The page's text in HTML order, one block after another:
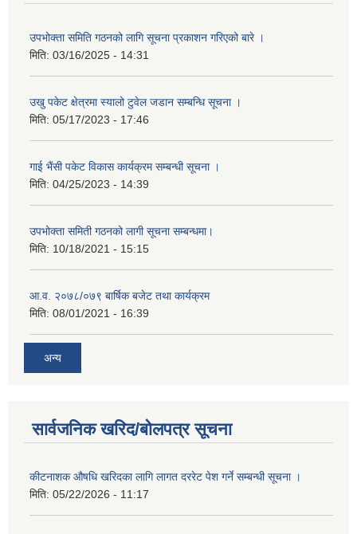
उपभोक्ता समिति गठनको लागि सूचना प्रकाशन गरिएको बारे ।
मिति: 03/16/2025 - 14:31
उखु पकेट क्षेत्रमा स्यालो टुवेल जडान सम्बन्धि सूचना ।
मिति: 05/17/2023 - 17:46
गाई भैंसी पकेट विकास कार्यक्रम सम्बन्धी सूचना ।
मिति: 04/25/2023 - 14:39
उपभोक्ता समिती गठनको लागी सूचना सम्बन्धमा।
मिति: 10/18/2021 - 15:15
आ.व. २०७८/०७९ बार्षिक बजेट तथा कार्यक्रम
मिति: 08/01/2021 - 16:39
अन्य
सार्वजनिक खरिद/बोलपत्र सूचना
कीटनाशक औषधि खरिदका लागि लागत दररेट पेश गर्ने सम्बन्धी सूचना ।
मिति: 05/22/2026 - 11:17